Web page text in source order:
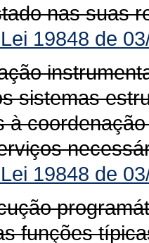
nas suas
19848 de
sistemas
à
19848 de
funções